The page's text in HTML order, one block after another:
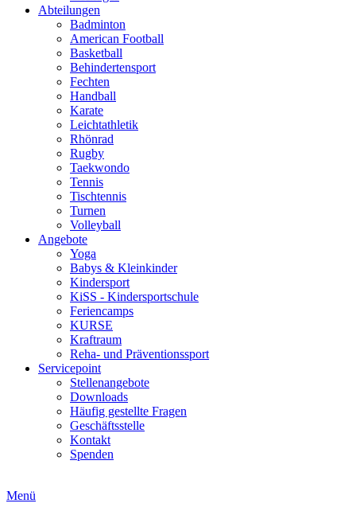
Abteilungen
Badminton
American Football
Basketball
Behindertensport
Fechten
Handball
Karate
Leichtathletik
Rhönrad
Rugby
Taekwondo
Tennis
Tischtennis
Turnen
Volleyball
Angebote
Yoga
Babys & Kleinkinder
Kindersport
KiSS - Kindersportschule
Feriencamps
KURSE
Kraftraum
Reha- und Präventionssport
Servicepoint
Stellenangebote
Downloads
Häufig gestellte Fragen
Geschäftsstelle
Kontakt
Spenden
Menü